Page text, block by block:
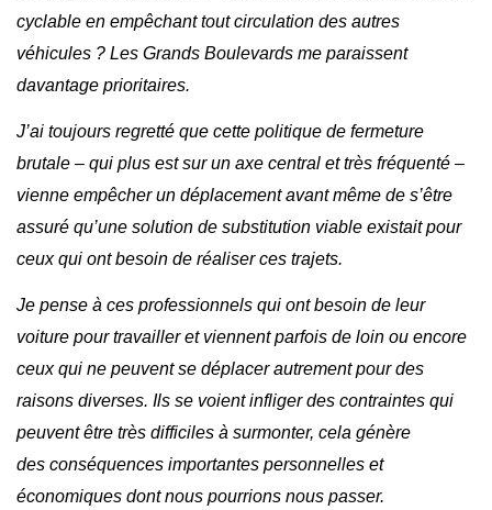
cyclable en empêchant tout circulation des autres
véhicules ? Les Grands Boulevards me paraissent
davantage prioritaires.
J’ai toujours regretté que cette politique de fermeture
brutale – qui plus est sur un axe central et très fréquenté –
vienne empêcher un déplacement avant même de s’être
assuré qu’une solution de substitution viable existait pour
ceux qui ont besoin de réaliser ces trajets.
Je pense à ces professionnels qui ont besoin de leur
voiture pour travailler et viennent parfois de loin ou encore
ceux qui ne peuvent se déplacer autrement pour des
raisons diverses. Ils se voient infliger des contraintes qui
peuvent être très difficiles à surmonter, cela génère
des conséquences importantes personnelles et
économiques dont nous pourrions nous passer.